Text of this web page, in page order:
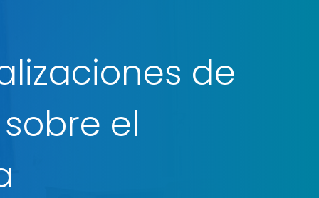
de
el
de
de